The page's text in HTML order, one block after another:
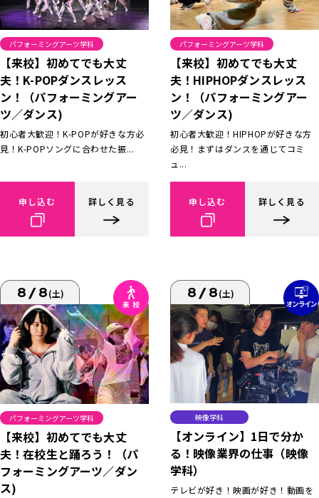
パフォーミングアーツ学科
【来校】初めてでも大丈
夫！K-POPダンスレッス
ン！（パフォーミングアー
ツ／ダンス)
初心者大歓迎！K-POPが好きな方必
見！K-POPソングに合わせた振...
申し込む 詳しく見る
パフォーミングアーツ学科
【来校】初めてでも大丈
夫！HIPHOPダンスレッス
ン！（パフォーミングアー
ツ／ダンス)
初心者大歓迎！HIPHOPが好きな方
必見！まずはダンスを通じてコミ
ュ...
申し込む 詳しく見る
8/8(土)
パフォーミングアーツ学科
【来校】初めてでも大丈
夫！在校生と踊ろう！（パ
フォーミングアーツ／ダン
ス)
8/8(土)
映像学科
【オンライン】1日で分か
る！映像業界の仕事（映像
学科）
テレビが好き！映画が好き！動画を